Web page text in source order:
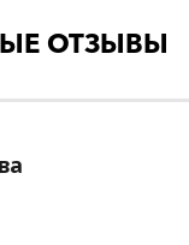
ОТЗЫВЫ